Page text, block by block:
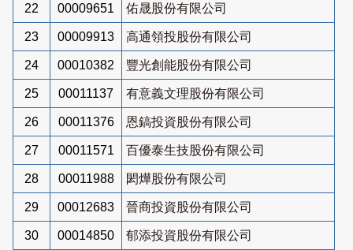
22 00009651 佑晟股份有限公司
23 00009913 高通領投股份有限公司
24 00010382 豐光創能股份有限公司
25 00011137 有意義文理股份有限公司
26 00011376 恩鎬投資股份有限公司
27 00011571 百優泰生技股份有限公司
28 00011988 閎燁股份有限公司
29 00012683 晉商投資股份有限公司
30 00014850 郁添投資股份有限公司